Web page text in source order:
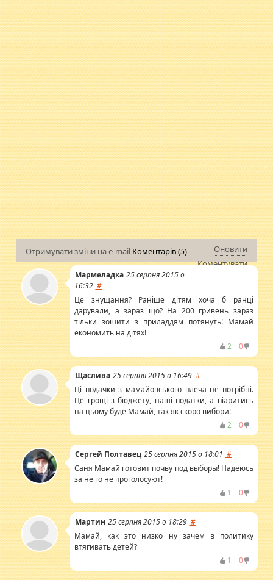
Отримувати зміни на e-mail Коментарів (5)
Оновити
Коментувати
Мармеладка 25 серпня 2015 о
16:32 #
Це знущання? Раніше дітям хоча б ранці
дарували, а зараз що? На 200 гривень зараз
тільки зошити з приладдям потянуть! Мамай
економить на дітях!
0
2
Щаслива 25 серпня 2015 о 16:49 #
Ці подачки з мамайовського плеча не потрібні.
Це грощі з бюджету, наші податки, а піаритись
на цьому буде Мамай, так як скоро вибори!
0
2
Сергей Полтавец 25 серпня 2015 о 18:01 #
Саня Мамай готовит почву под выборы! Надеюсь
за не го не проголосуют!
0
1
Мартин 25 серпня 2015 о 18:29 #
Мамай, как это низко ну зачем в политику
втягивать детей?
0
1